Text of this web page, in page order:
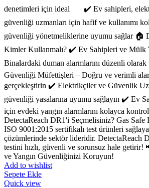
denetimleri için ideal
✔️ Ev sahipleri,
güvenliği uzmanları için hafif ve kullanımı
güvenliği yönetmeliklerine uyumu sağlar 🏠
Kimler Kullanmalı? ✔️ Ev Sahipleri ve Mülk
Binalardaki duman alarmlarını düzenli
Güvenliği Müfettişleri – Doğru ve verimli
gerçekleştirin ✔️ Elektrikçiler ve Güvenlik
güvenliği yasalarına uyumu sağlayın ✔️ Ev
için evdeki yangın alarmlarını kolayca
DetectaReach DR1'i Seçmelisiniz? Gas
ISO 9001:2015 sertifikalı test ürünleri
çözümlerinde sektör lideridir. DetectaReach
testini hızlı, güvenli ve sorunsuz hale getirir!
ve Yangın Güvenliğinizi Koruyun!
Add to wishlist
Sepete Ekle
Quick view